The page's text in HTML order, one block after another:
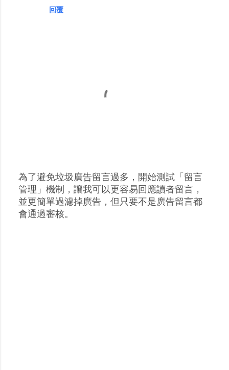
回覆
張
貼
留
為了避免垃圾廣告留言過多，開始測試「留言
管理」機制，讓我可以更容易回應讀者留言，
並更簡單過濾掉廣告，但只要不是廣告留言都
會通過審核。